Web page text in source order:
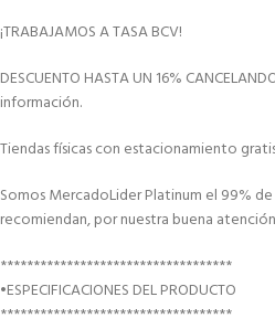
¡TRABAJAMOS A TASA BCV!
DESCUENTO HASTA UN 16%
información.
Tiendas físicas con estacionamiento
Somos MercadoLider Platinum el 99%
recomiendan, por nuestra buena
***********************************
•ESPECIFICACIONES DEL PRODUCTO
***********************************